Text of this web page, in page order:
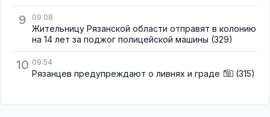
9 09:08
Жительницу Рязанской области отправят в колонию
на 14 лет за поджог полицейской машины (329)
10 09:54
Рязанцев предупреждают о ливнях и граде (315)